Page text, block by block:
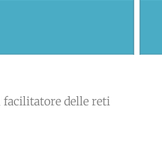
facilitatore delle reti